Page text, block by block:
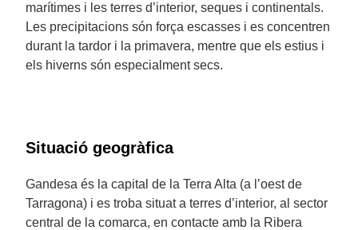
marítimes i les terres d’interior, seques i continentals.
Les precipitacions són força escasses i es concentren
durant la tardor i la primavera, mentre que els estius i
els hiverns són especialment secs.
Situació geogràfica
Gandesa és la capital de la Terra Alta (a l’oest de
Tarragona) i es troba situat a terres d’interior, al sector
central de la comarca, en contacte amb la Ribera